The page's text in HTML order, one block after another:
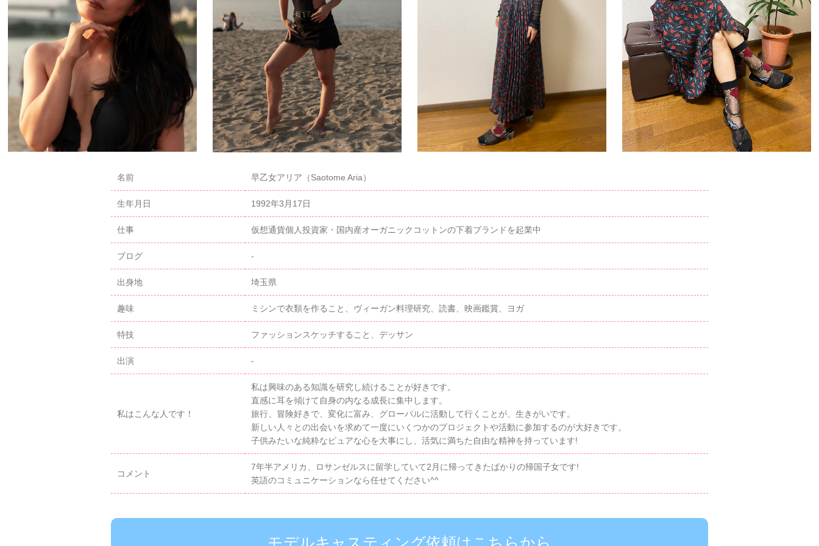
名前 早乙女アリア（Saotome Aria）
生年月日 1992年3月17日
仕事 仮想通貨個人投資家・国内産オーガニックコットンの下着ブランドを起業中
ブログ -
出身地 埼玉県
趣味 ミシンで衣類を作ること、ヴィーガン料理研究、読書、映画鑑賞、ヨガ
特技 ファッションスケッチすること、デッサン
出演 -
私はこんな人です！
私は興味のある知識を研究し続けることが好きです。
直感に耳を傾けて自身の内なる成長に集中します。
旅行、冒険好きで、変化に富み、グローバルに活動して行くことが、生きがいです。
新しい人々との出会いを求めて一度にいくつかのプロジェクトや活動に参加するのが大好きです。
子供みたいな純粋なピュアな心を大事にし、活気に満ちた自由な精神を持っています!
コメント
7年半アメリカ、ロサンゼルスに留学していて2月に帰ってきたばかりの帰国子女です!
英語のコミュニケーションなら任せてください^^
モデルキャスティング依頼はこちらから